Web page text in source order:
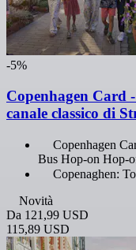
-5%
Copenhagen Card
canale classico di
Copenhagen
Bus Hop-on Hop-
Copenaghen:
Novità
Da 121,99 USD
115,89 USD